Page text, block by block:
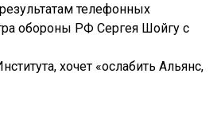
телефонных
обороны РФ Сергея Шойгу с
хочет «ослабить Альянс,